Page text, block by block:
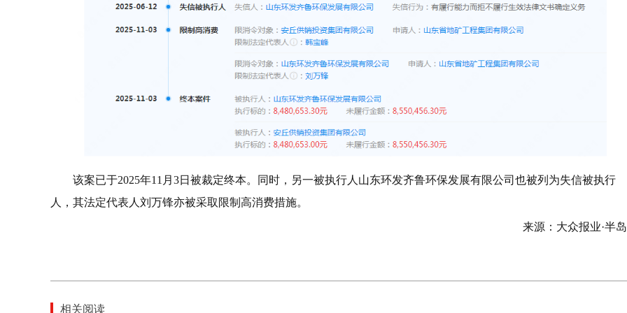
该案已于2025年11月3日被裁定终本。同时，另一被执行人山东环发齐鲁环保发展有限公司也被列为失信被执行
人，其法定代表人刘万锋亦被采取限制高消费措施。
来源：大众报业·半
相关阅读